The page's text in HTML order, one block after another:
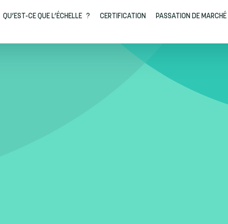
QU’EST-CE QUE L’ÉCHELLE ? CERTIFICATION PASSATION DE MARCHÉ